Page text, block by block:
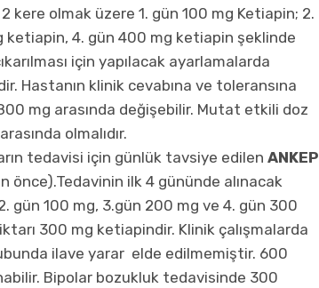
kere olmak üzere 1. gün 100 mg Ketiapin; 2.
4. gün 400 mg ketiapin şeklinde
için yapılacak ayarlamalarda
Hastanın klinik cevabına ve toleransına
mg arasında değişebilir. Mutat etkili doz
olmalıdır.
tedavisi için günlük tavsiye edilen ANKEP
önce).Tedavinin ilk 4 gününde alınacak
gün 100 mg, 3.gün 200 mg ve 4. gün 300
300 mg ketiapindir. Klinik çalışmalarda
ilave yarar elde edilmemiştir. 600
Bipolar bozukluk tedavisinde 300